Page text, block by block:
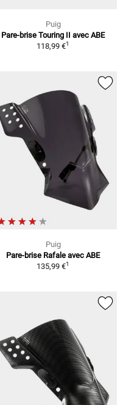
Puig
Pare-brise Touring II avec ABE
118,99 €1
Puig
Pare-brise Rafale avec ABE
135,99 €1